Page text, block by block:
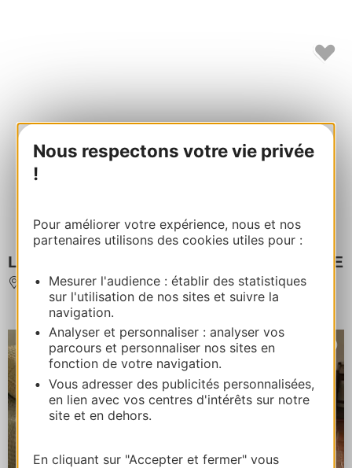
Nous respectons votre vie privée
!
Pour améliorer votre expérience, nous et nos
partenaires utilisons des cookies utiles pour :
Mesurer l'audience : établir des statistiques
sur l'utilisation de nos sites et suivre la
navigation.
Analyser et personnaliser : analyser vos
parcours et personnaliser nos sites en
fonction de votre navigation.
Vous adresser des publicités personnalisées,
en lien avec vos centres d'intérêts sur notre
site et en dehors.
En cliquant sur "Accepter et fermer" vous
LA COQUILLADE - GÎTE LA SALAMANDRE
AUTIGNAC